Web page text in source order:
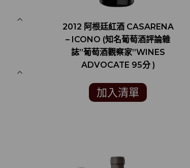
2012 阿根廷紅酒 CASARENA
– ICONO (知名葡萄酒評論雜
誌”葡萄酒觀察家”WINES
ADVOCATE 95分 )
加入清單